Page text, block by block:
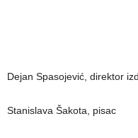
Dejan Spasojević, direktor
Stanislava Šakota, pisac